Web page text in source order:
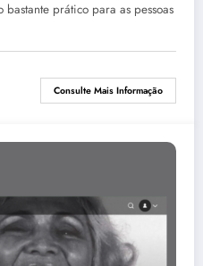
prático para as pessoas
Consulte Mais Informação